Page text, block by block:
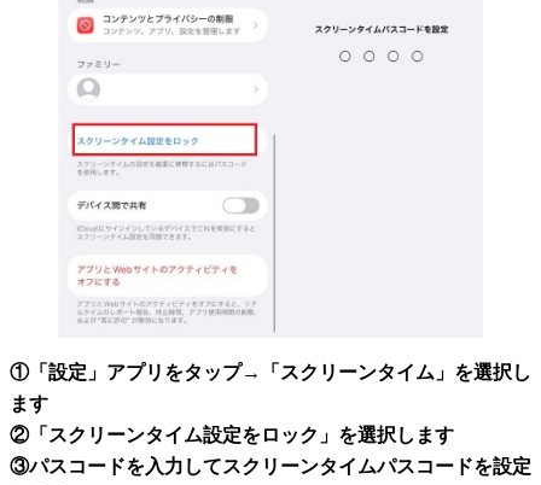
①「設定」アプリをタップ→「スクリーンタイム」を選択し
ます
②「スクリーンタイム設定をロック」を選択します
③パスコードを入力してスクリーンタイムパスコードを設定